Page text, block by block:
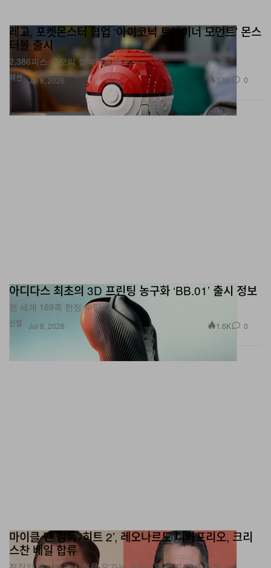
패션
레고, 포켓몬스터 협업 ‘아이코닉 트레이너 모먼트’ 몬스
터볼 출시
2,386피스 규모의 컬렉터블 세트.
Jul 8, 2026 1.8K 0
신발
아디다스 최초의 3D 프린팅 농구화 ‘BB.01’ 출시 정보
전 세계 169족 한정 수량.
Jul 8, 2026 1.6K 0
마이클 맨 감독 ‘히트 2’, 레오나르도 디카프리오, 크리
스찬 베일 합류